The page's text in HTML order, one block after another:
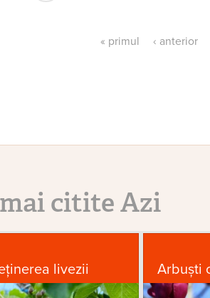
« primul ‹ anterior
citite Azi
livezii Arbuști